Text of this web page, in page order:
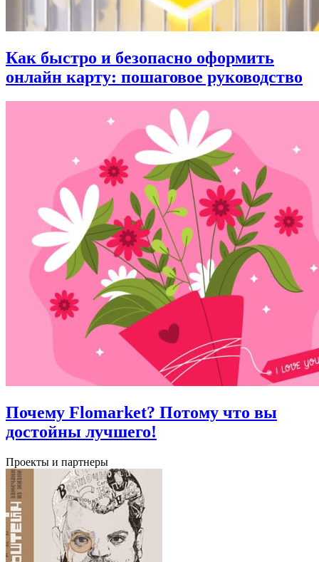
Как быстро и безопасно оформить
онлайн карту: пошаговое руководство
Почему Flomarket? Потому что вы
достойны лучшего!
Проекты и партнеры